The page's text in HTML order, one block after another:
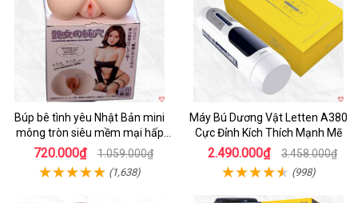
Búp bê tình yêu Nhật Bản mini
mông tròn siêu mềm mại hấp
dẫn
720.000₫ 1.059.000₫
(1,638)
Máy Bú Dương Vật Letten A380
Cực Đỉnh Kích Thích Mạnh Mẽ
2.490.000₫ 3.458.000₫
(998)